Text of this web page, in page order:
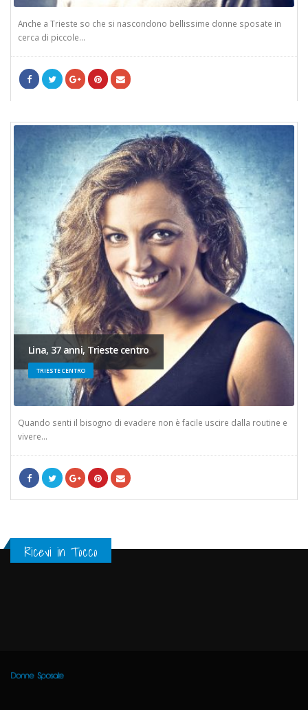
Anche a Trieste so che si nascondono bellissime donne sposate in
cerca di piccole...
Lina, 37 anni, Trieste centro
TRIESTE CENTRO
Quando senti il bisogno di evadere non è facile uscire dalla routine e
vivere...
Ricevi in Tocco